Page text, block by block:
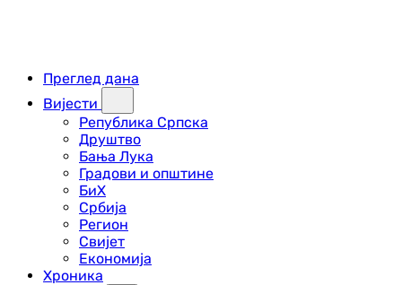
Преглед дана
Вијести
Република Српска
Друштво
Бања Лука
Градови и општине
БиХ
Србија
Регион
Свијет
Економија
Хроника